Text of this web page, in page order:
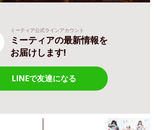
ミーティア公式ラインアカウント
ミーティアの最新情報を
お届けします!
LINEで友達になる